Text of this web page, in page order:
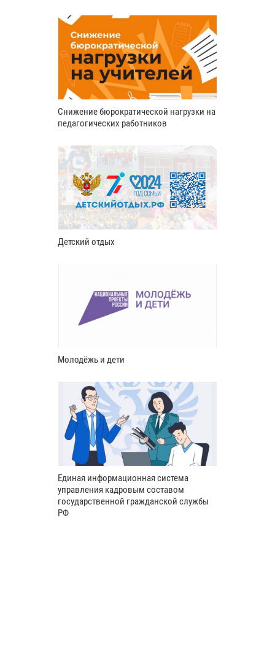
Снижение бюрократической нагрузки на
педагогических работников
Детский отдых
Молодёжь и дети
Единая информационная система
управления кадровым составом
государственной гражданской службы
РФ